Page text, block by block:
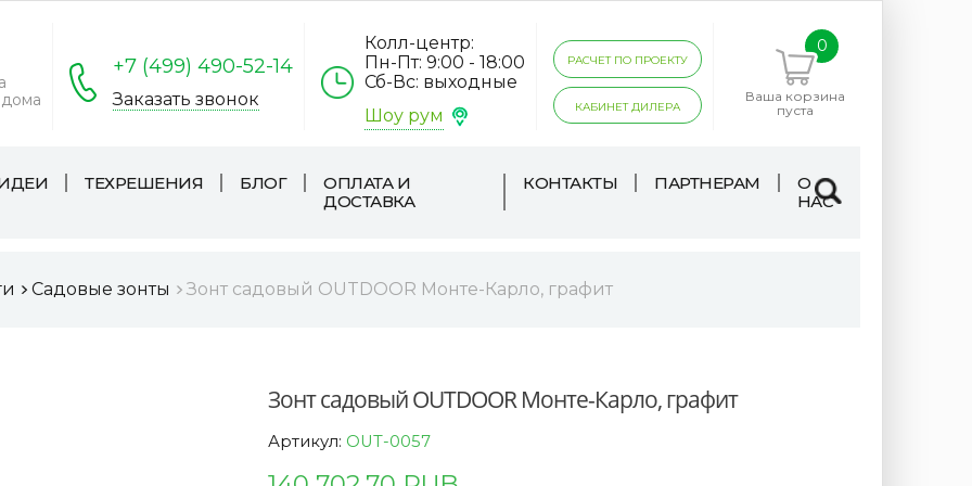
+7 (499) 490-52-14
Заказать звонок
Колл-центр:
Пн-Пт: 9:00 - 18:00
Сб-Вс: выходные
Шоу рум
РАСЧЕТ ПО ПРОЕКТУ
КАБИНЕТ ДИЛЕРА
0
Ваша корзина
пуста
ТЕХРЕШЕНИЯ БЛОГ
ОПЛАТА И
ДОСТАВКА
КОНТАКТЫ ПАРТНЕРАМ
О
НАС
Садовые зонты Зонт садовый OUTDOOR Монте-Карло, графит
Зонт садовый OUTDOOR Монте-Карло, графит
Артикул: OUT-0057